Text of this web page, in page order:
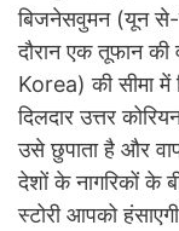
बिजनेसवुमन (यून से-
दौरान एक तूफान
Korea) की सीमा
दिलदार उत्तर
उसे छुपाता है और
देशों के नागरिकों के
स्टोरी आपको